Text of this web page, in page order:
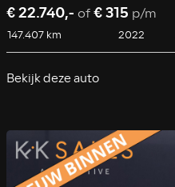
€ 22.740,- of€ 315 p/m
147.407 km 2022
Bekijk deze auto